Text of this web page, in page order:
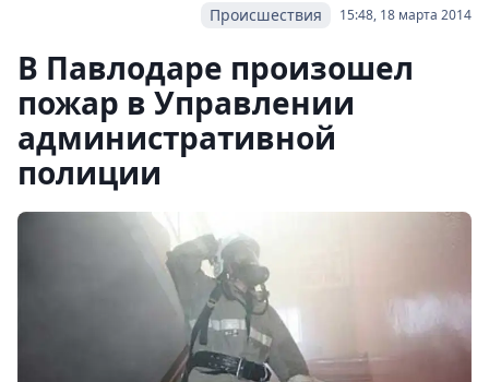
15:48, 18 марта 2014
Происшествия
В Павлодаре произошел
пожар в Управлении
административной
полиции